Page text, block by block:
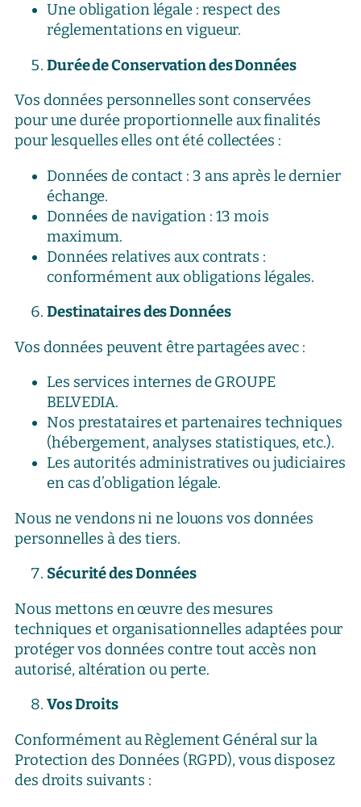
Une obligation légale : respect des
réglementations en vigueur.
Durée de Conservation des Données
Vos données personnelles sont conservées
pour une durée proportionnelle aux finalités
pour lesquelles elles ont été collectées :
Données de contact : 3 ans après le dernier
échange.
Données de navigation : 13 mois
maximum.
Données relatives aux contrats :
conformément aux obligations légales.
Destinataires des Données
Vos données peuvent être partagées avec :
Les services internes de GROUPE
BELVEDIA.
Nos prestataires et partenaires techniques
(hébergement, analyses statistiques, etc.).
Les autorités administratives ou judiciaires
en cas d’obligation légale.
Nous ne vendons ni ne louons vos données
personnelles à des tiers.
Sécurité des Données
Nous mettons en œuvre des mesures
techniques et organisationnelles adaptées pour
protéger vos données contre tout accès non
autorisé, altération ou perte.
Vos Droits
Conformément au Règlement Général sur la
Protection des Données (RGPD), vous disposez
des droits suivants :